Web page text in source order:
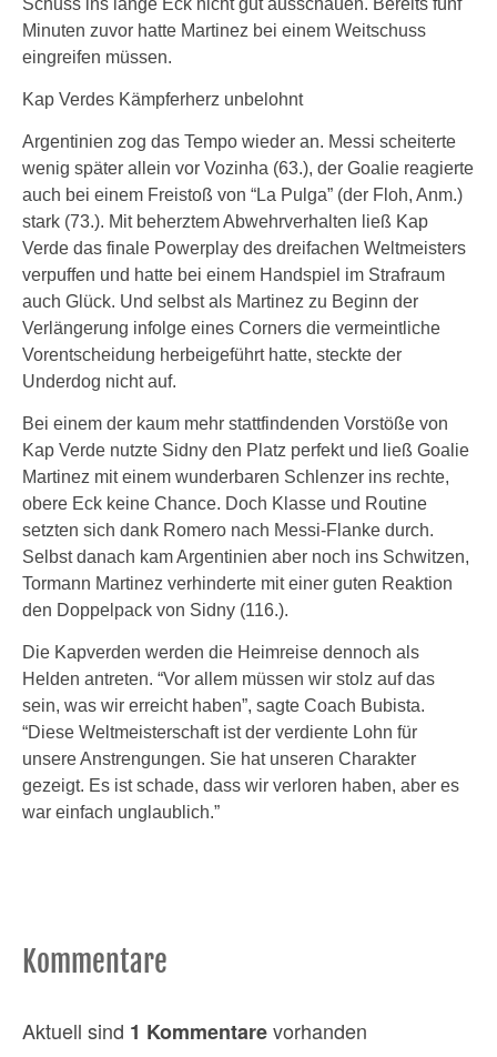
Schuss ins lange Eck nicht gut ausschauen. Bereits fünf
Minuten zuvor hatte Martinez bei einem Weitschuss
eingreifen müssen.
Kap Verdes Kämpferherz unbelohnt
Argentinien zog das Tempo wieder an. Messi scheiterte
wenig später allein vor Vozinha (63.), der Goalie reagierte
auch bei einem Freistoß von “La Pulga” (der Floh, Anm.)
stark (73.). Mit beherztem Abwehrverhalten ließ Kap
Verde das finale Powerplay des dreifachen Weltmeisters
verpuffen und hatte bei einem Handspiel im Strafraum
auch Glück. Und selbst als Martinez zu Beginn der
Verlängerung infolge eines Corners die vermeintliche
Vorentscheidung herbeigeführt hatte, steckte der
Underdog nicht auf.
Bei einem der kaum mehr stattfindenden Vorstöße von
Kap Verde nutzte Sidny den Platz perfekt und ließ Goalie
Martinez mit einem wunderbaren Schlenzer ins rechte,
obere Eck keine Chance. Doch Klasse und Routine
setzten sich dank Romero nach Messi-Flanke durch.
Selbst danach kam Argentinien aber noch ins Schwitzen,
Tormann Martinez verhinderte mit einer guten Reaktion
den Doppelpack von Sidny (116.).
Die Kapverden werden die Heimreise dennoch als
Helden antreten. “Vor allem müssen wir stolz auf das
sein, was wir erreicht haben”, sagte Coach Bubista.
“Diese Weltmeisterschaft ist der verdiente Lohn für
unsere Anstrengungen. Sie hat unseren Charakter
gezeigt. Es ist schade, dass wir verloren haben, aber es
war einfach unglaublich.”
Kommentare
Aktuell sind 1 Kommentarevorhanden